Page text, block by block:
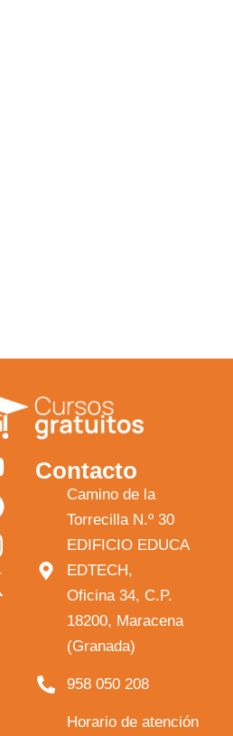
Contacto
Camino de la
Torrecilla N.º 30
EDIFICIO EDUCA
EDTECH,
Oficina 34, C.P.
18200, Maracena
(Granada)
958 050 208
Horario de atención